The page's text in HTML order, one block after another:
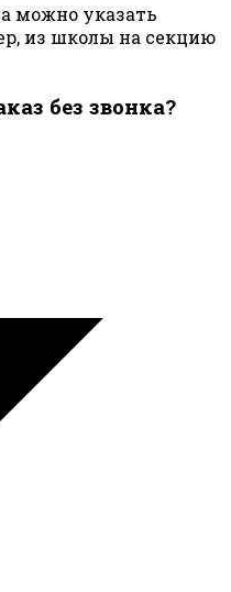
можно указать
из школы на секцию
без звонка?